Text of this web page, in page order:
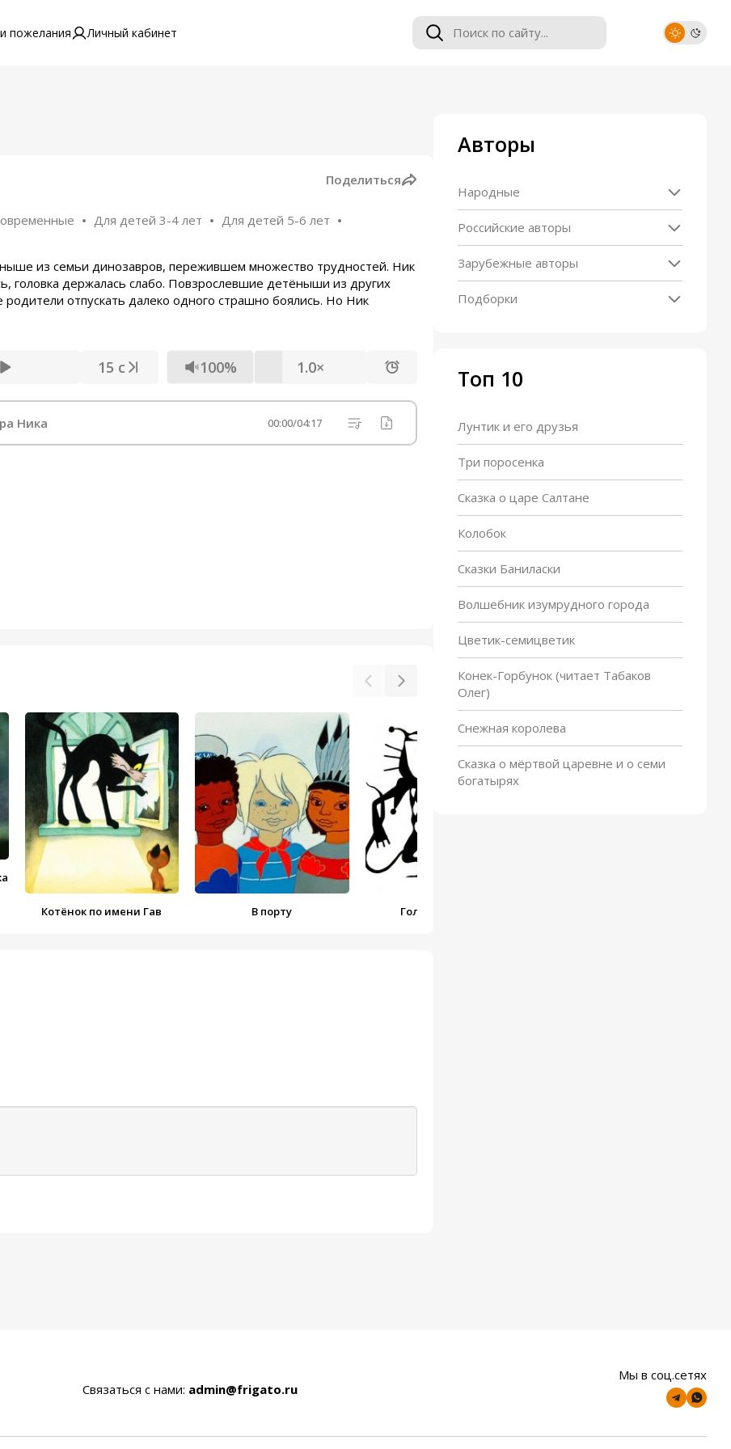
пожелания Личный кабинет
Поделиться
Для детей 3-4 лет
Для детей 5-6 лет
из семьи динозавров, пережившем множество трудностей. Ник
головка держалась слабо. Повзрослевшие детёныши из других
отпускать далеко одного страшно боялись. Но Ник
15 с 100% 1.0×
Ника 00:00/04:17
Котёнок по имени Гав В порту Голубой щенок
Приключения кузнечика
Кузи
Авторы
Народные
Российские авторы
Зарубежные авторы
Подборки
Топ 10
Лунтик и его друзья
Три поросенка
Сказка о царе Салтане
Колобок
Сказки Баниласки
Волшебник изумрудного города
Цветик-семицветик
Конек-Горбунок (читает Табаков
Олег)
Снежная королева
Сказка о мёртвой царевне и о семи
богатырях
Связаться с нами: admin@frigato.ru
Мы в соц.сетях